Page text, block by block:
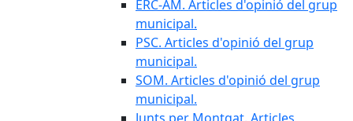
ERC-AM. Articles d'opinió del grup
municipal.
PSC. Articles d'opinió del grup
municipal.
SOM. Articles d'opinió del grup
municipal.